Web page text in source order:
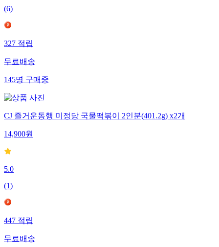
(6)
327적립
무료배송
145명구매중
CJ 즐거운동행 미정당 국물떡볶이 2인분(401.2g) x2개
14,900원
5.0
(1)
447적립
무료배송